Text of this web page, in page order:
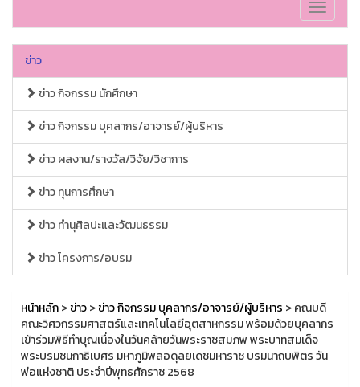
Toggle
ข่าว
ข่าว กิจกรรม นักศึกษา
ข่าว กิจกรรม บุคลากร/อาจารย์/ผู้บริหาร
ข่าว ผลงาน/รางวัล/วิจัย/วิชาการ
ข่าว ทุนการศึกษา
ข่าว ทำนุศิลปะและวัฒนธรรม
ข่าว โครงการ/อบรม
หน้าหลัก>ข่าว>ข่าว กิจกรรม บุคลากร/อาจารย์/ผู้บริหาร > คณบดี
คณะวิศวกรรมศาสตร์และเทคโนโลยีอุตสาหกรรม พร้อมด้วยบุคลากร
เข้าร่วมพิธีทำบุญเนื่องในวันคล้ายวันพระราชสมภพ พระบาทสมเด็จ
พระบรมชนกาธิเบศร มหาภูมิพลอดุลยเดชมหาราช บรมนาถบพิตร วัน
พ่อแห่งชาติ ประจำปีพุทธศักราช 2568